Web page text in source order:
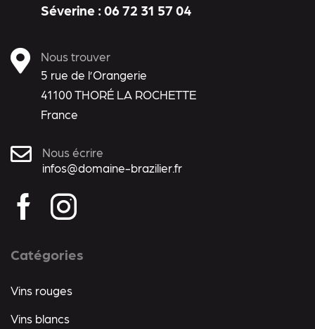
Séverine : 06 72 31 57 04
Nous trouver
5 rue de l’Orangerie
41100 THORÉ LA ROCHETTE
France
Nous écrire
infos@domaine-brazilier.fr
Catégories
Vins rouges
Vins blancs